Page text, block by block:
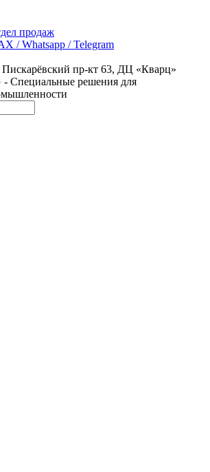
продаж
/ Whatsapp / Telegram
Пискарёвский пр-кт 63, ДЦ «Кварц»
Специальные решения для